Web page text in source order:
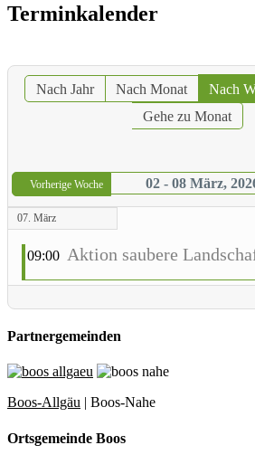
Terminkalender
Nach Jahr Nach Monat Nach
Gehe zu Monat
Vorherige Woche 02 - 08 März,
07. März
09:00 Aktion saubere
Partnergemeinden
Boos-Allgäu | Boos-Nahe
Ortsgemeinde Boos